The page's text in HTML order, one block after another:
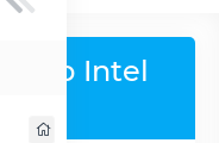
Intel